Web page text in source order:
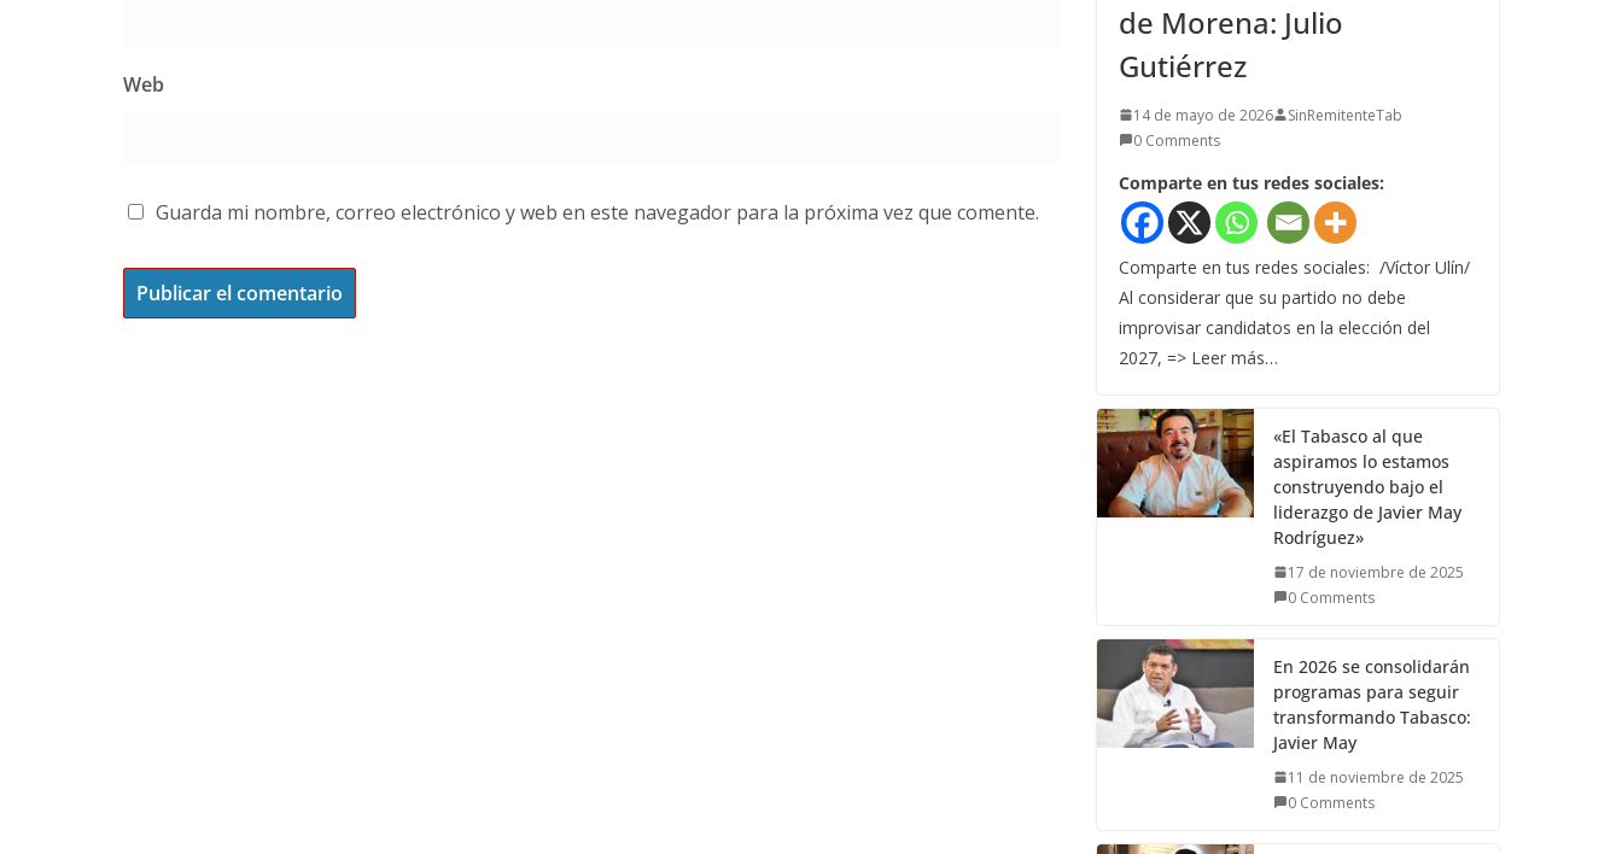
Web
Guarda mi nombre, correo electrónico y web en este navegador para la próxima vez que comente.
de Morena: Julio
Gutiérrez
14 de mayo de 2026
SinRemitenteTab
0 Comments
Comparte en tus redes sociales:
Comparte en tus redes sociales: /Víctor Ulín/
Al considerar que su partido no debe
improvisar candidatos en la elección del
2027, => Leer más…
«El Tabasco al que
aspiramos lo estamos
construyendo bajo el
liderazgo de Javier May
Rodríguez»
17 de noviembre de 2025
0 Comments
En 2026 se consolidarán
programas para seguir
transformando Tabasco:
Javier May
11 de noviembre de 2025
0 Comments